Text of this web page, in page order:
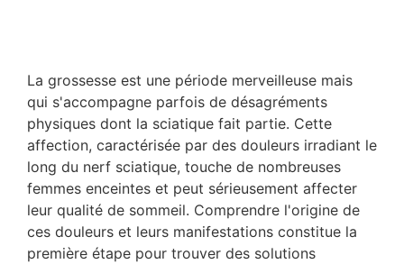
La grossesse est une période merveilleuse mais
qui s'accompagne parfois de désagréments
physiques dont la sciatique fait partie. Cette
affection, caractérisée par des douleurs irradiant le
long du nerf sciatique, touche de nombreuses
femmes enceintes et peut sérieusement affecter
leur qualité de sommeil. Comprendre l'origine de
ces douleurs et leurs manifestations constitue la
première étape pour trouver des solutions